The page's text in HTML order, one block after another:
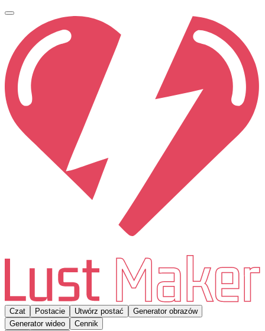
Czat Postacie Utwórz postać
Generator obrazów
Generator wideo
Cennik